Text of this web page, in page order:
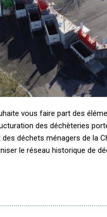
vous faire part des
des déchèteries
déchets ménagers de la
le réseau historique de